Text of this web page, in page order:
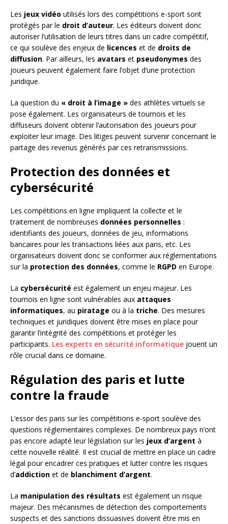
Les jeux vidéo utilisés lors des compétitions e-sport sont
protégés par le droit d’auteur. Les éditeurs doivent donc
autoriser l’utilisation de leurs titres dans un cadre compétitif,
ce qui soulève des enjeux de licences et de droits de
diffusion. Par ailleurs, les avatars et pseudonymes des
joueurs peuvent également faire l’objet d’une protection
juridique.
La question du « droit à l’image » des athlètes virtuels se
pose également. Les organisateurs de tournois et les
diffuseurs doivent obtenir l’autorisation des joueurs pour
exploiter leur image. Des litiges peuvent survenir concernant le
partage des revenus générés par ces retransmissions.
Protection des données et
cybersécurité
Les compétitions en ligne impliquent la collecte et le
traitement de nombreuses données personnelles :
identifiants des joueurs, données de jeu, informations
bancaires pour les transactions liées aux paris, etc. Les
organisateurs doivent donc se conformer aux réglementations
sur la protection des données, comme le RGPD en Europe.
La cybersécurité est également un enjeu majeur. Les
tournois en ligne sont vulnérables aux attaques
informatiques, au piratage ou à la triche. Des mesures
techniques et juridiques doivent être mises en place pour
garantir l’intégrité des compétitions et protéger les
participants. Les experts en sécurité informatique jouent un
rôle crucial dans ce domaine.
Régulation des paris et lutte
contre la fraude
L’essor des paris sur les compétitions e-sport soulève des
questions réglementaires complexes. De nombreux pays n’ont
pas encore adapté leur législation sur les jeux d’argent à
cette nouvelle réalité. Il est crucial de mettre en place un cadre
légal pour encadrer ces pratiques et lutter contre les risques
d’addiction et de blanchiment d’argent.
La manipulation des résultats est également un risque
majeur. Des mécanismes de détection des comportements
suspects et des sanctions dissuasives doivent être mis en